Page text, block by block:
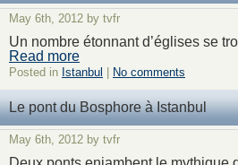
May 6th, 2012 by tvfr
Un nombre étonnant d’églises se
Read more
Posted in Istanbul No comments
Le pont du Bosphore à Istanbul
May 6th, 2012 by tvfr